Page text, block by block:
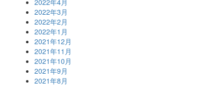
2022年4月
2022年3月
2022年2月
2022年1月
2021年12月
2021年11月
2021年10月
2021年9月
2021年8月